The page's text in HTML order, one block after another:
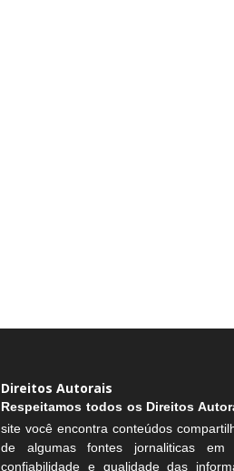
Direitos Autorais
Respeitamos todos os Direitos
site você encontra conteúdos
de algumas fontes jornaliticas em
confiabilidade e qualidade das